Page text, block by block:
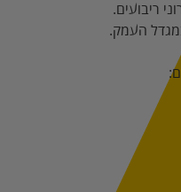
ריבועים.
העמק.